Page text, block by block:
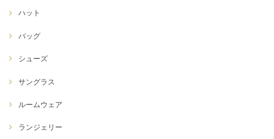
ハット
バッグ
シューズ
サングラス
ルームウェア
ランジェリー